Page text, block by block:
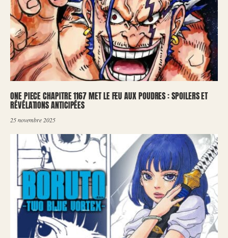
ONE PIECE CHAPITRE 1167 MET LE FEU AUX POUDRES : SPOILERS ET
RÉVÉLATIONS ANTICIPÉES
25 novembre 2025